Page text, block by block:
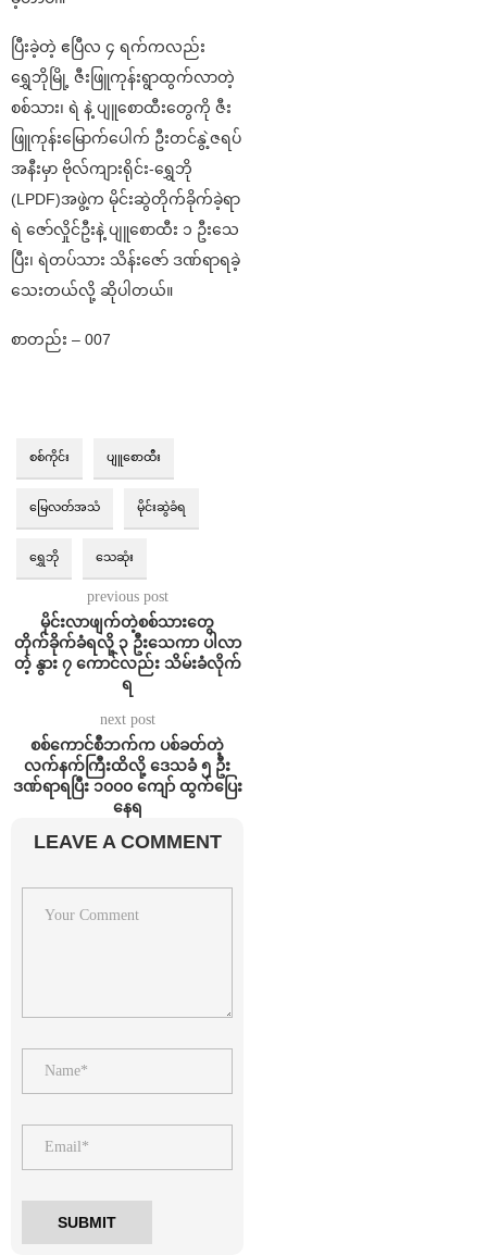
ပြီးခဲ့တဲ့ ဧပြီလ ၄ ရက်ကလည်း
ရွှေဘိုမြို့ ဇီးဖြူကုန်းရွာထွက်လာတဲ့
စစ်သား၊ ရဲ နဲ့ ပျူစောထီးတွေကို ဇီး
ဖြူကုန်းမြောက်ပေါက် ဦးတင်နွဲ့ဇရပ်
အနီးမှာ ဗိုလ်ကျားရိုင်း-ရွှေဘို
(LPDF)အဖွဲ့က မိုင်းဆွဲတိုက်ခိုက်ခဲ့ရာ
ရဲ ဇော်လှိုင်ဦးနဲ့ ပျူစောထီး ၁ ဦးသေ
ပြီး၊ ရဲတပ်သား သိန်းဇော် ဒဏ်ရာရခဲ့
သေးတယ်လို့ ဆိုပါတယ်။
စာတည်း – 007
စစ်ကိုင်း ပျူ‌စောထီး
မြေလတ်အသံ မိုင်းဆွဲခံရ
ရွှေဘို သေဆုံး
previous post
မိုင်းလာဖျက်တဲ့စစ်သားတွေ
တိုက်ခိုက်ခံရလို့ ၃ ဦးသေကာ ပါလာ
တဲ့ နွား ၇ ကောင်လည်း သိမ်းခံလိုက်
ရ
next post
စစ်ကောင်စီဘက်က ပစ်ခတ်တဲ့
လက်နက်ကြီးထိလို့ ဒေသခံ ၅ ဦး
ဒဏ်ရာရပြီး ၁၀၀၀ ကျော် ထွက်ပြေး
နေရ
LEAVE A COMMENT